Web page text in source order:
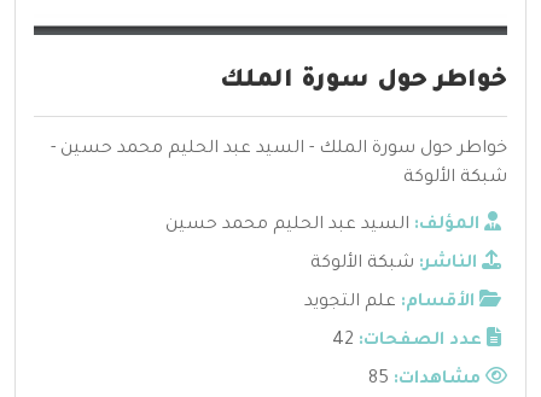
خواطر حول سورة الملك
خواطر حول سورة الملك - السيد عبد الحليم محمد حسين -
شبكة الألوكة
المؤلف: السيد عبد الحليم محمد حسين
الناشر: شبكة الألوكة
الأقسام: علم التجويد
عدد الصفحات: 42
مشاهدات: